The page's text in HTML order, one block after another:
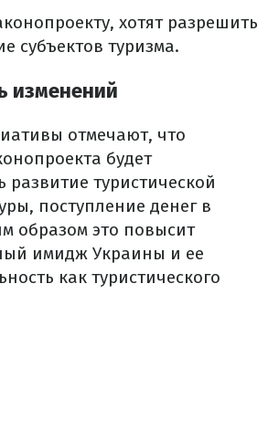
хотят разрешить
субъектов туризма.
изменений
отмечают, что
будет
развитие туристической
поступление денег в
образом это повысит
имидж Украины и ее
как туристического